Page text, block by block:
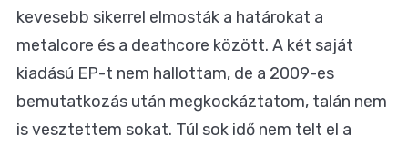
kevesebb sikerrel elmosták a határokat a
metalcore és a deathcore között. A két saját
kiadású EP-t nem hallottam, de a 2009-es
bemutatkozás után megkockáztatom, talán nem
is vesztettem sokat. Túl sok idő nem telt el a